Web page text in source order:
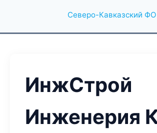
Северо-Кавказский ФО
ИнжСтрой
Инженерия